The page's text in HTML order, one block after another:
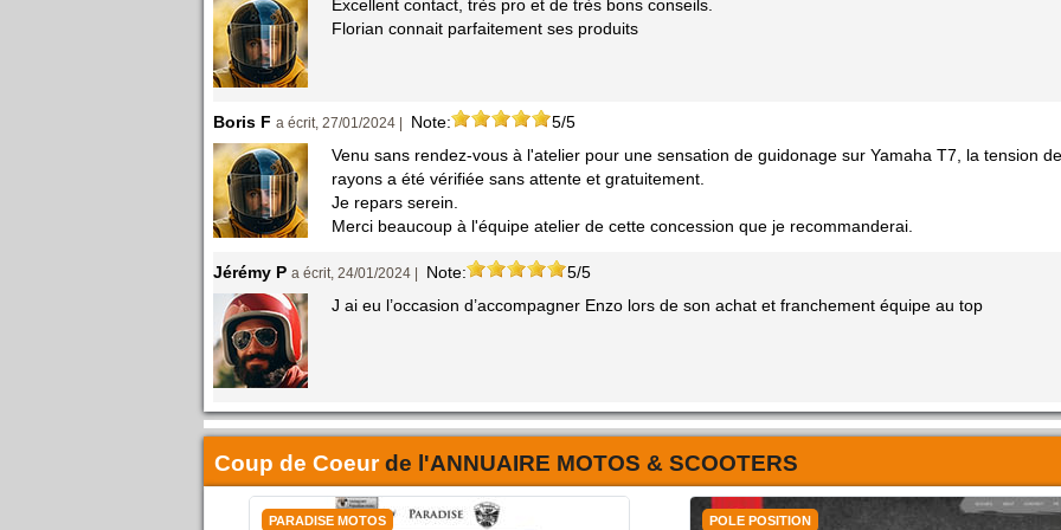
Excellent contact, très pro et de très bons conseils.
Florian connait parfaitement ses produits
Boris F a écrit, 27/01/2024 | Note:
5/5
Venu sans rendez-vous à l'atelier pour une sensation de guidonage sur Yamaha T7, la tension
rayons a été vérifiée sans attente et gratuitement.
Je repars serein.
Merci beaucoup à l'équipe atelier de cette concession que je recommanderai.
Jérémy P a écrit, 24/01/2024 | Note:
5/5
J ai eu l’occasion d’accompagner Enzo lors de son achat et franchement équipe au top
Coup de Coeurde l'ANNUAIRE MOTOS & SCOOTERS
PARADISE MOTOS POLE POSITION